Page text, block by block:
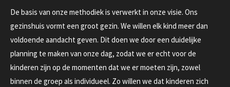
De basis van onze methodiek is verwerkt in onze visie. Ons
gezinshuis vormt een groot gezin. We willen elk kind meer dan
voldoende aandacht geven. Dit doen we door een duidelijke
planning te maken van onze dag, zodat we er echt voor de
kinderen zijn op de momenten dat we er moeten zijn, zowel
binnen de groep als individueel. Zo willen we dat kinderen zich